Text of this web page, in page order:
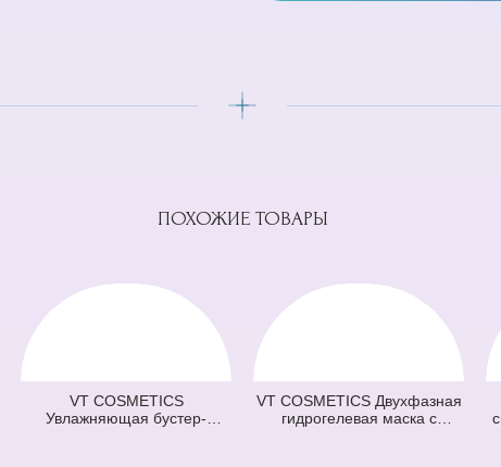
ПОХОЖИЕ ТОВАРЫ
VT COSMETICS
Увлажняющая бустер-
VT COSMETICS Двухфазная
гидрогелевая маска с